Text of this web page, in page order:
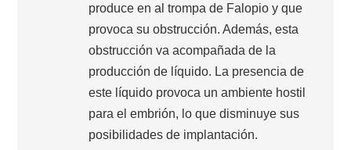
produce en al trompa de Falopio y que
provoca su obstrucción. Además, esta
obstrucción va acompañada de la
producción de líquido. La presencia de
este líquido provoca un ambiente hostil
para el embrión, lo que disminuye sus
posibilidades de implantación.